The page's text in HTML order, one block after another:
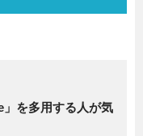
を多用する人が気